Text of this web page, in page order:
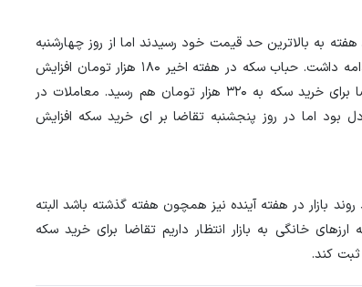
به بالاترین حد قیمت خود رسیدند اما از روز چهارشنبه
قیمت‌ها کاهش یافت و روز پنجشنبه این روند ادامه داشت. حباب سکه در هفته اخیر ۱۸۰ هزار تومان افزایش
یافت و در روز پنجشنبه با توجه به افزایش تقاضا برای خرید سکه به ۳۲۰ هزار تومان هم رسید. معاملات در
بود اما در روز پنجشنبه تقاضا بر ای خرید سکه افزایش
بازار در هفته آینده نیز همچون هفته گذشته باشد البته
خانگی به بازار انتظار داریم تقاضا برای خرید سکه
کند.